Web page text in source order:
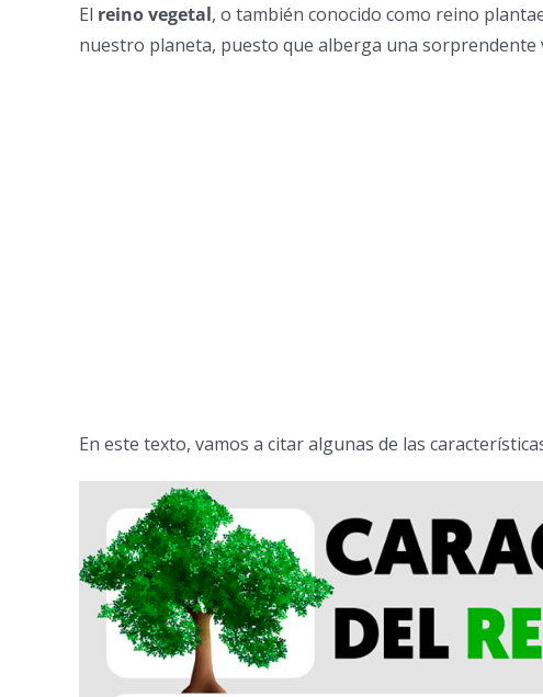
El reino vegetal, o también conocido como reino
nuestro planeta, puesto que alberga una sorprendente
En este texto, vamos a citar algunas de las